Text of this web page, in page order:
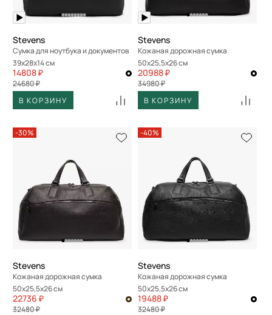
Stevens
Сумка для ноутбука и документов
39x28x14 см
14808 ₽
24680 ₽
В КОРЗИНУ
Stevens
Кожаная дорожная сумка
50x25,5x26 см
20988 ₽
34980 ₽
В КОРЗИНУ
-30%
Stevens
Кожаная дорожная сумка
50x25,5x26 см
22736 ₽
32480 ₽
-40%
Stevens
Кожаная дорожная сумка
50x25,5x26 см
19488 ₽
32480 ₽